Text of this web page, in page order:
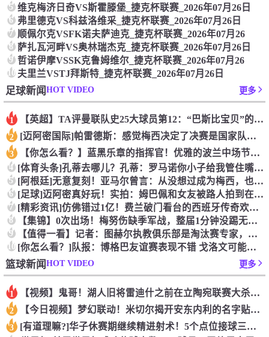
5 维克梅济日奇VS斯霍滕堡_捷克杯联赛_2026年07月26日
6 弗里德克VS科兹洛维采_捷克杯联赛_2026年07月26日
7 顺佩尔克VSFK诺夫萨迪克_捷克杯联赛_2026年07月26
8 萨扎瓦河畔VS奥林瑞杰克_捷克杯联赛_2026年07月26日
9 哲诺伊摩VSSK克鲁姆维尔_捷克杯联赛_2026年07月26
10 夫里兰VSTJ拜斯特_捷克杯联赛_2026年07月26日
足球新闻HOT VIDEO 更多
1 【英超】TA评曼联队史25大球员第12：“巴斯比宝贝”的绝佳
2 [迈阿密国际]帕雷德斯：感觉梅西决定了决赛是国家队最后一战，
3 【你怎么看？】蓝黑乐章的指挥官！优雅的波兰中场节拍器！
4 [体育头条]孔蒂去哪儿？孔蒂：罗马诺你小子给我管住嘴哈！
5 [阿根廷]无意复刻！亚马尔曾言：从没想过成为梅西，也不会穿他
6 [足球]迈阿密真好玩！实拍：姆巴佩和女友被路人拍到在夜店狂欢
7 [精彩资讯]仿佛错过1亿！费兰破门看台的西班牙传奇欢呼，拉莫
8 【集锦】0次出场！梅努伤缺季军战，整届1分钟没踢无缘世界杯首
9 【值得一看】记者：图赫尔执教俱乐部是淘汰赛专家，但在真正压力
10 [你怎么看？]队报：博格巴友谊赛表现不错 戈洛文可能加盟沙特
篮球新闻HOT VIDEO 更多
1 【视频】鬼哥！湖人旧将雷迪什之前在立陶宛联赛大杀四方
2 【今日视频】梦幻联动！米切尔揭开安东内利的名字贴纸！
3 [有道理嘛?]华子休赛期继续精进射术！5个点位接球三分全部命